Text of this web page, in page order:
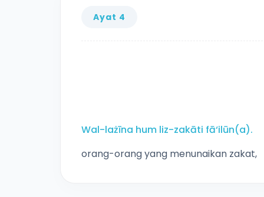
Ayat 4
Wal-lażīna hum liz-zakāti fā‘ilūn(a).
orang-orang yang menunaikan zakat,